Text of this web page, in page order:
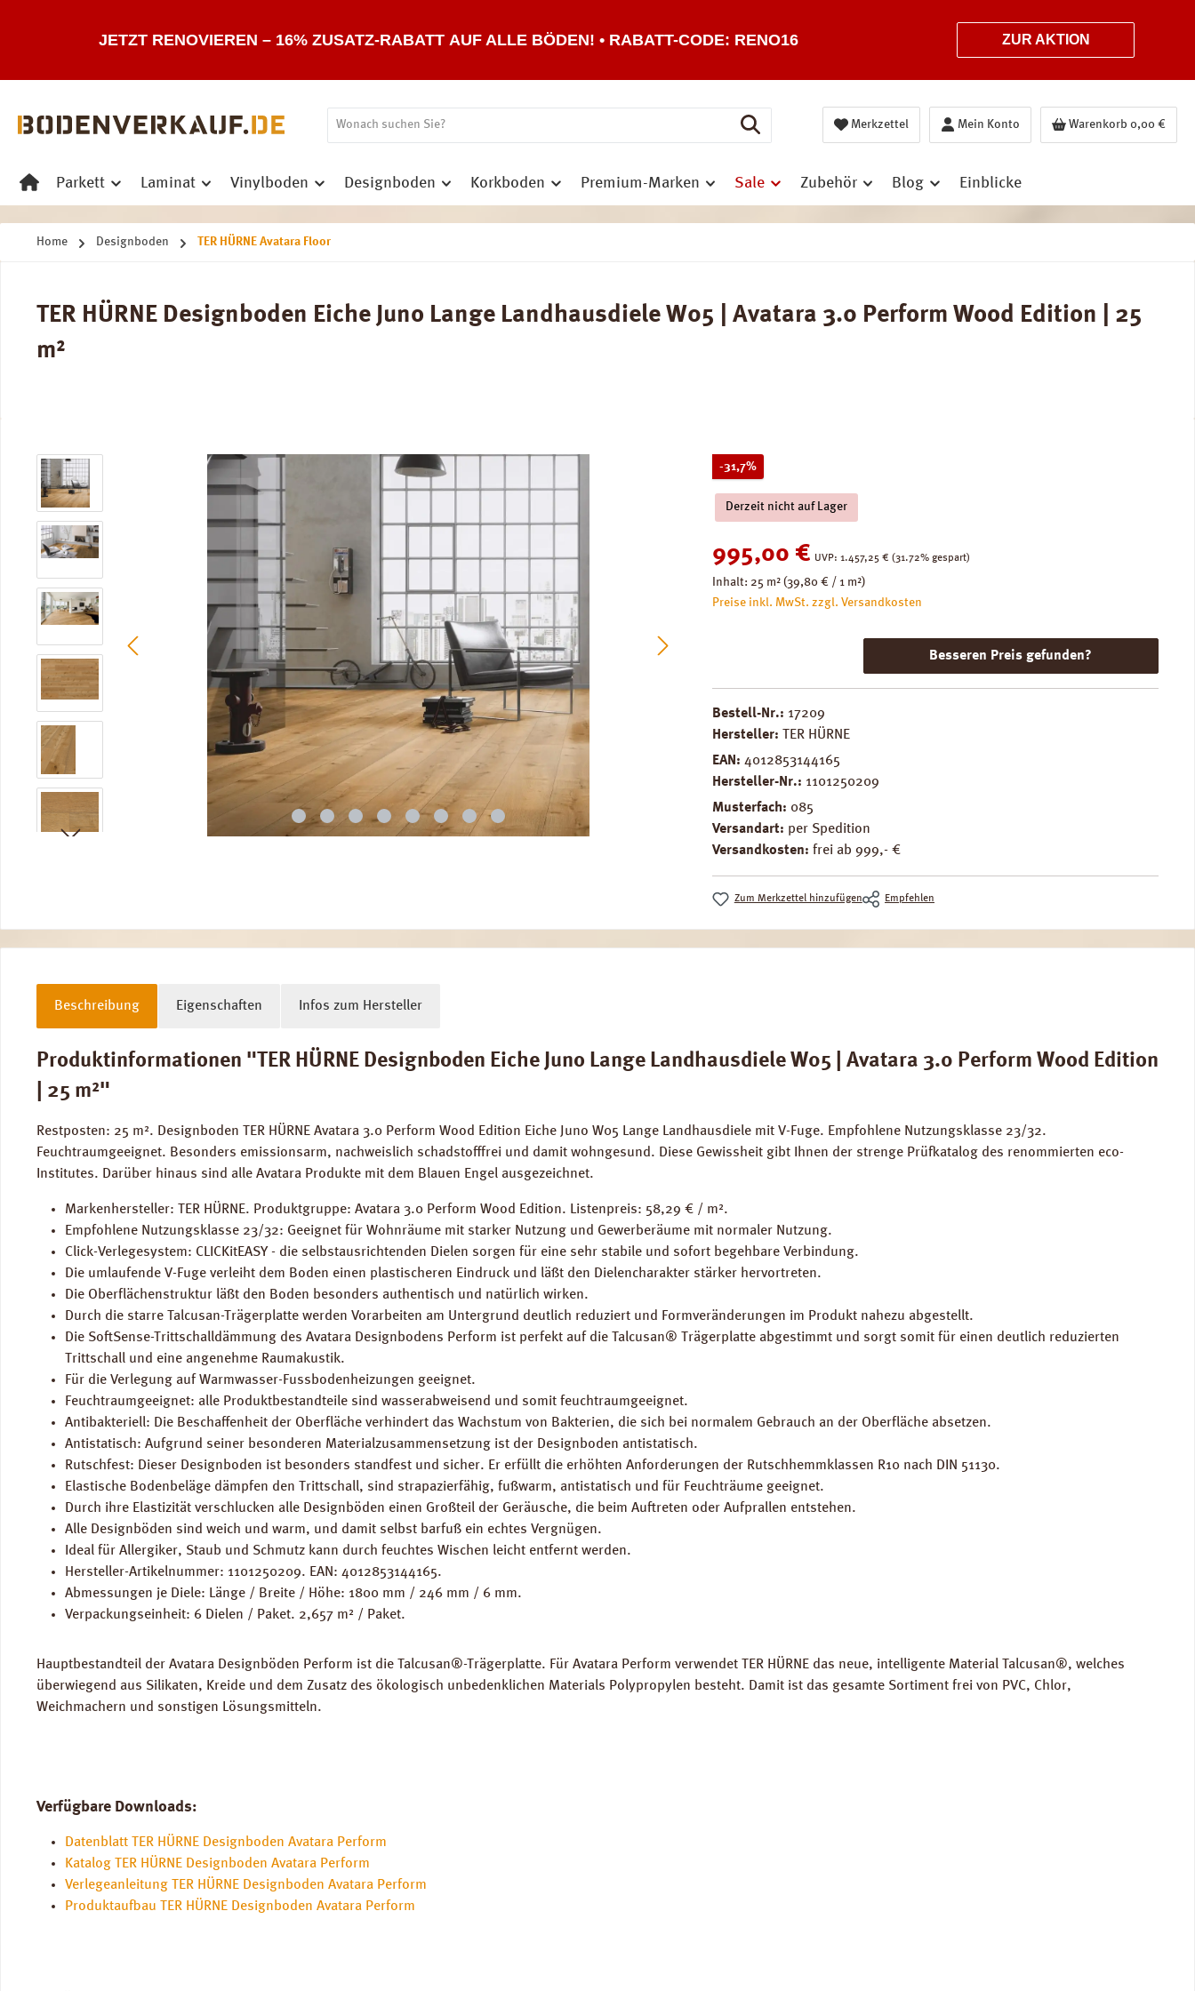
JETZT RENOVIEREN – 16% ZUSATZ-RABATT AUF ALLE BÖDEN! • RABATT-CODE: RENO16 ZUR AKTION
Merkzettel Mein Konto Warenkorb 0,00 €
Parkett Laminat Vinylboden Designboden Korkboden Premium-Marken Sale Zubehör Blog Einblicke
Home Designboden TER HÜRNE Avatara Floor
TER HÜRNE Designboden Eiche Juno Lange Landhausdiele W05 | Avatara 3.0 Perform Wood Edition | 25
m²
Bildergalerie überspringen -31,7%Rabatt
Derzeit nicht auf Lager
Verkaufspreis:
995,00 € UVP: Regulärer Preis:
1.457,25 € (31.72% gespart)
Inhalt: 25 m² (39,80 € / 1 m²)
Preise inkl. MwSt. zzgl. Versandkosten
Besseren Preis gefunden?
Bestell-Nr.: 17209
Hersteller:
TER HÜRNE
EAN: 4012853144165
Hersteller-Nr.: 1101250209
Musterfach: 085
Versandart: per Spedition
Versandkosten: frei ab 999,- €
Zum Merkzettel hinzufügen Empfehlen
Beschreibung Eigenschaften Infos zum Hersteller
Produktinformationen "TER HÜRNE Designboden Eiche Juno Lange Landhausdiele W05 | Avatara 3.0 Perform Wood Edition
| 25 m²"
Restposten: 25 m². Designboden TER HÜRNE Avatara 3.0 Perform Wood Edition Eiche Juno W05 Lange Landhausdiele mit V-Fuge. Empfohlene Nutzungsklasse 23/32.
Feuchtraumgeeignet. Besonders emissionsarm, nachweislich schadstofffrei und damit wohngesund. Diese Gewissheit gibt Ihnen der strenge Prüfkatalog des renommierten eco-
Institutes. Darüber hinaus sind alle Avatara Produkte mit dem Blauen Engel ausgezeichnet.
Markenhersteller: TER HÜRNE. Produktgruppe: Avatara 3.0 Perform Wood Edition. Listenpreis: 58,29 € / m².
Empfohlene Nutzungsklasse 23/32: Geeignet für Wohnräume mit starker Nutzung und Gewerberäume mit normaler Nutzung.
Click-Verlegesystem: CLICKitEASY - die selbstausrichtenden Dielen sorgen für eine sehr stabile und sofort begehbare Verbindung.
Die umlaufende V-Fuge verleiht dem Boden einen plastischeren Eindruck und läßt den Dielencharakter stärker hervortreten.
Die Oberflächenstruktur läßt den Boden besonders authentisch und natürlich wirken.
Durch die starre Talcusan-Trägerplatte werden Vorarbeiten am Untergrund deutlich reduziert und Formveränderungen im Produkt nahezu abgestellt.
Die SoftSense-Trittschalldämmung des Avatara Designbodens Perform ist perfekt auf die Talcusan® Trägerplatte abgestimmt und sorgt somit für einen deutlich reduzierten
Trittschall und eine angenehme Raumakustik.
Für die Verlegung auf Warmwasser-Fussbodenheizungen geeignet.
Feuchtraumgeeignet: alle Produktbestandteile sind wasserabweisend und somit feuchtraumgeeignet.
Antibakteriell: Die Beschaffenheit der Oberfläche verhindert das Wachstum von Bakterien, die sich bei normalem Gebrauch an der Oberfläche absetzen.
Antistatisch: Aufgrund seiner besonderen Materialzusammensetzung ist der Designboden antistatisch.
Rutschfest: Dieser Designboden ist besonders standfest und sicher. Er erfüllt die erhöhten Anforderungen der Rutschhemmklassen R10 nach DIN 51130.
Elastische Bodenbeläge dämpfen den Trittschall, sind strapazierfähig, fußwarm, antistatisch und für Feuchträume geeignet.
Durch ihre Elastizität verschlucken alle Designböden einen Großteil der Geräusche, die beim Auftreten oder Aufprallen entstehen.
Alle Designböden sind weich und warm, und damit selbst barfuß ein echtes Vergnügen.
Ideal für Allergiker, Staub und Schmutz kann durch feuchtes Wischen leicht entfernt werden.
Hersteller-Artikelnummer: 1101250209. EAN: 4012853144165.
Abmessungen je Diele: Länge / Breite / Höhe: 1800 mm / 246 mm / 6 mm.
Verpackungseinheit: 6 Dielen / Paket. 2,657 m² / Paket.
Hauptbestandteil der Avatara Designböden Perform ist die Talcusan®-Trägerplatte. Für Avatara Perform verwendet TER HÜRNE das neue, intelligente Material Talcusan®, welches
überwiegend aus Silikaten, Kreide und dem Zusatz des ökologisch unbedenklichen Materials Polypropylen besteht. Damit ist das gesamte Sortiment frei von PVC, Chlor,
Weichmachern und sonstigen Lösungsmitteln.
Verfügbare Downloads:
Datenblatt TER HÜRNE Designboden Avatara Perform
Katalog TER HÜRNE Designboden Avatara Perform
Verlegeanleitung TER HÜRNE Designboden Avatara Perform
Produktaufbau TER HÜRNE Designboden Avatara Perform